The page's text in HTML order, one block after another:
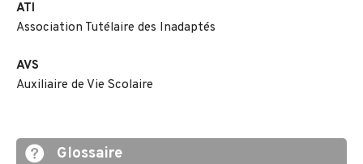
ATI
Association Tutélaire des Inadaptés
AVS
Auxiliaire de Vie Scolaire
Glossaire